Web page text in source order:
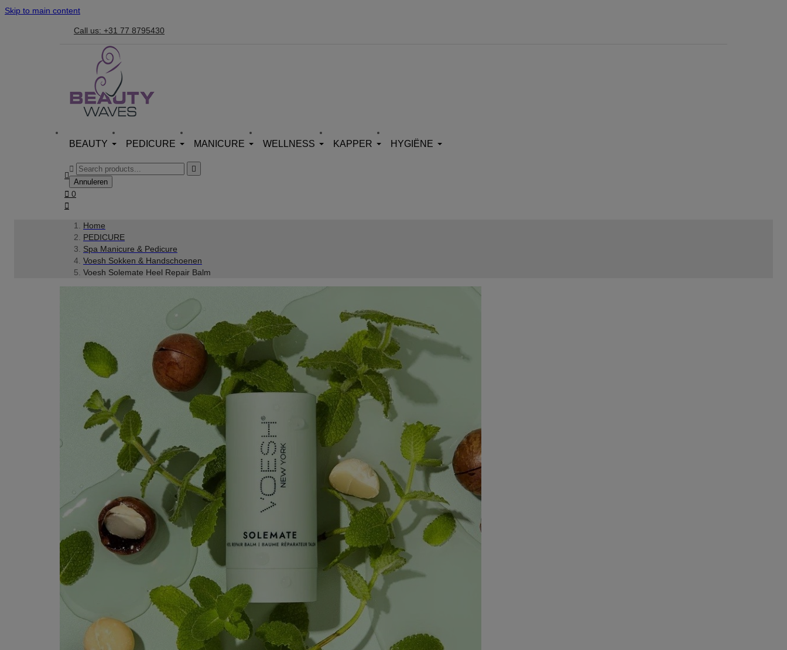
Skip to main content
Call us: +31 77 8795430
BEAUTY PEDICURE MANICURE WELLNESS KAPPER HYGIËNE



Annuleren
 0

Home
PEDICURE
Spa Manicure & Pedicure
Voesh Sokken & Handschoenen
Voesh Solemate Heel Repair Balm